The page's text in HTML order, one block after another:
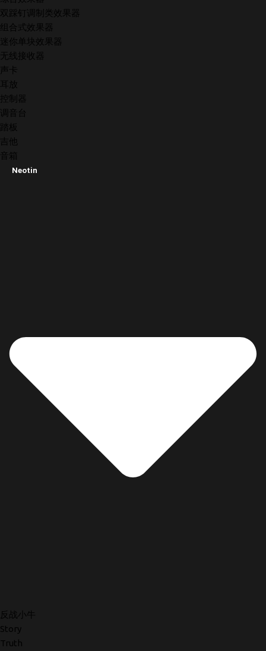
双踩钉调制类效果器
组合式效果器
迷你单块效果器
无线接收器
声卡
耳放
控制器
调音台
踏板
吉他
音箱
Neotin
反战小牛
Story
Truth